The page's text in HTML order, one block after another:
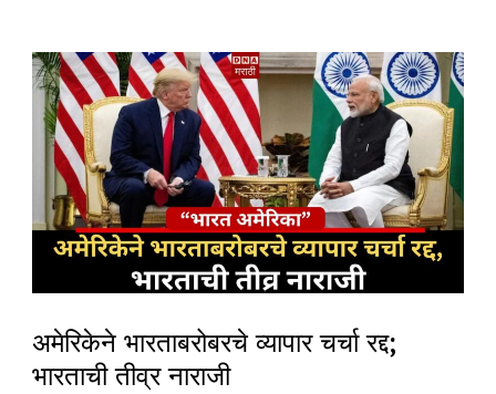
अमेरिकेने भारताबरोबरचे व्यापार चर्चा रद्द;
भारताची तीव्र नाराजी
अमेरिकेने
भारताबरोबरचे
व्यापार
चर्चा
रद्द;
भारताची